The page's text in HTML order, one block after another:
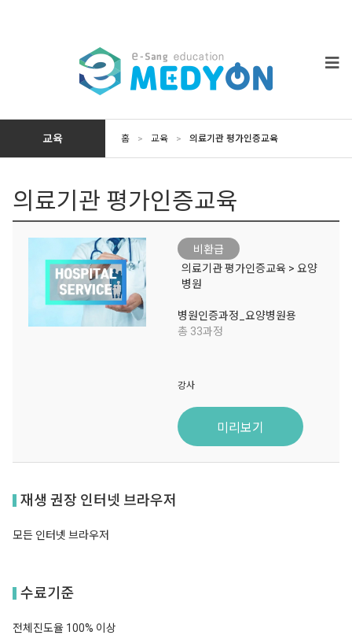
교육 홈 > 교육 > 의료기관 평가인증교육
의료기관 평가인증교육
비환급
의료기관 평가인증교육 > 요양
병원
병원인증과정_요양병원용
총 33과정
강사
미리보기
재생 권장 인터넷 브라우저
모든 인터넷 브라우저
수료기준
전체진도율 100% 이상